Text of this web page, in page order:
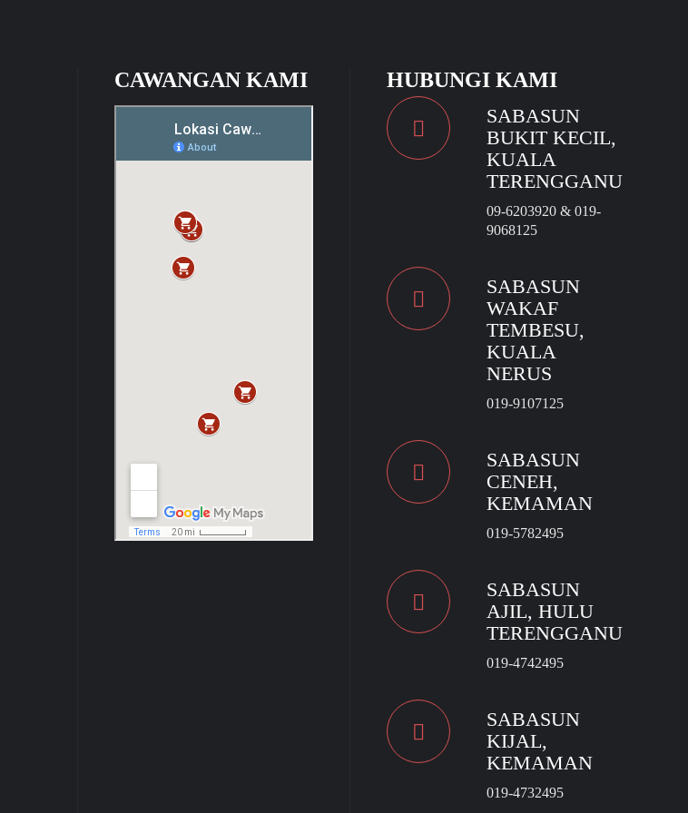
CAWANGAN KAMI HUBUNGI KAMI
SABASUN
BUKIT KECIL,
KUALA
TERENGGANU
09-6203920 & 019-
9068125
SABASUN
WAKAF
TEMBESU,
KUALA
NERUS
019-9107125
SABASUN
CENEH,
KEMAMAN
019-5782495
SABASUN
AJIL, HULU
TERENGGANU
019-4742495
SABASUN
KIJAL,
KEMAMAN
019-4732495